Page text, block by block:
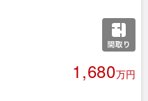
1,680万円